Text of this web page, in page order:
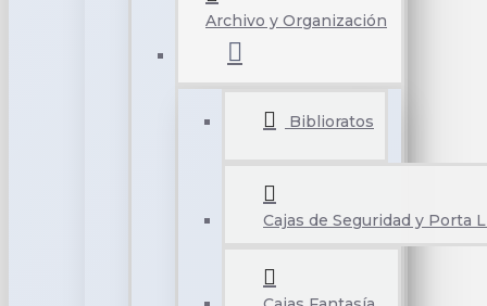
Archivo y Organización
Biblioratos
Cajas de Seguridad y Porta